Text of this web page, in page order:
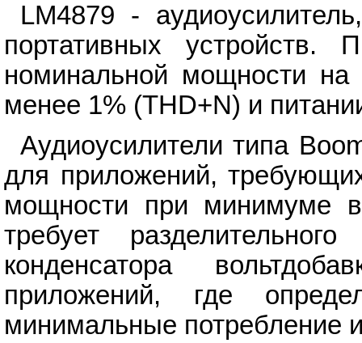
LM4879 -
портативных
номинальной мощности
менее 1% (THD+N) и
Аудиоусилители типа
для приложений,
мощности при минимуме
требует
конденсатора
приложений, где
минимальные потребление